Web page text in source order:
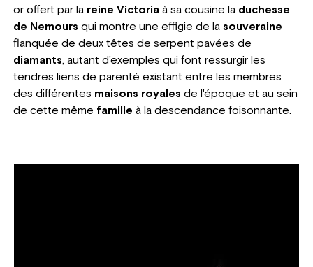
or offert par la reine Victoriaà sa cousine la duchesse
de Nemours qui montre une effigie de la souveraine
flanquée de deux têtes de serpent pavées de
diamants, autant d'exemples qui font ressurgir les
tendres liens de parenté existant entre les membres
des différentes maisons royales de l'époque et au sein
de cette même famille à la descendance foisonnante.